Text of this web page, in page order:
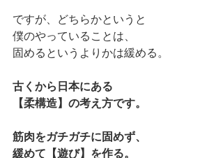
ですが、どちらかというと
僕のやっていることは、
固めるというよりかは緩める。
古くから日本にある
【柔構造】の考え方です。
筋肉をガチガチに固めず、
緩めて【遊び】を作る。